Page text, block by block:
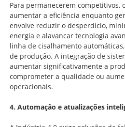
Para permanecerem competitivos,
aumentar a eficiência enquanto
envolve reduzir o desperdício,
energia e alavancar tecnologia
linha de cisalhamento
de produção. A integração de
aumentar significativamente a
comprometer a qualidade ou
operacionais.
4. Automação e atualizações